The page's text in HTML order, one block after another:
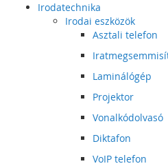
Irodatechnika
Irodai eszközök
Asztali telefon
Laminálógép
Projektor
Vonalkódolvasó
Diktafon
VoIP telefon